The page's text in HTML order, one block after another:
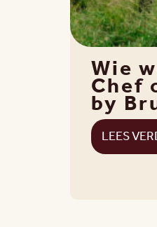
Wie
Chef
by
LEES